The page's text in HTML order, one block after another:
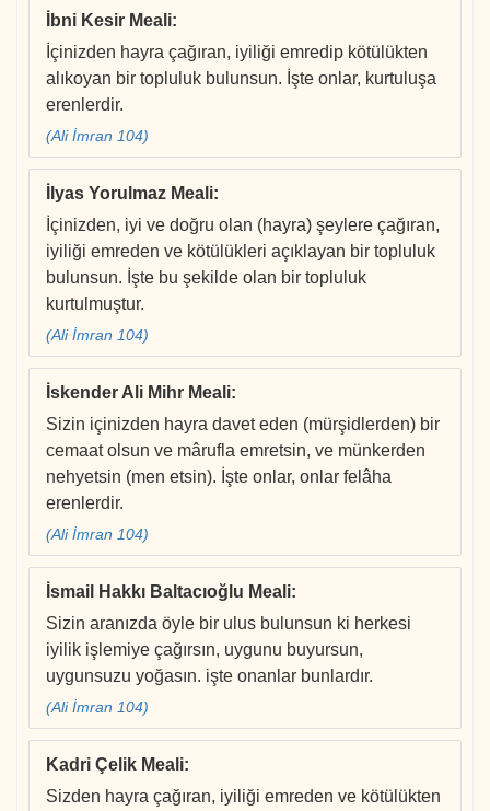
İbni Kesir Meali:
İçinizden hayra çağıran, iyiliği emredip kötülükten
alıkoyan bir topluluk bulunsun. İşte onlar, kurtuluşa
erenlerdir.
(Ali İmran 104)
İlyas Yorulmaz Meali:
İçinizden, iyi ve doğru olan (hayra) şeylere çağıran,
iyiliği emreden ve kötülükleri açıklayan bir topluluk
bulunsun. İşte bu şekilde olan bir topluluk
kurtulmuştur.
(Ali İmran 104)
İskender Ali Mihr Meali:
Sizin içinizden hayra davet eden (mürşidlerden) bir
cemaat olsun ve mârufla emretsin, ve münkerden
nehyetsin (men etsin). İşte onlar, onlar felâha
erenlerdir.
(Ali İmran 104)
İsmail Hakkı Baltacıoğlu Meali:
Sizin aranızda öyle bir ulus bulunsun ki herkesi
iyilik işlemiye çağırsın, uygunu buyursun,
uygunsuzu yoğasın. işte onanlar bunlardır.
(Ali İmran 104)
Kadri Çelik Meali:
Sizden hayra çağıran, iyiliği emreden ve kötülükten